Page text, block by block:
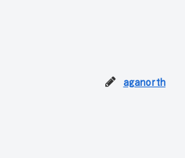
aganorth